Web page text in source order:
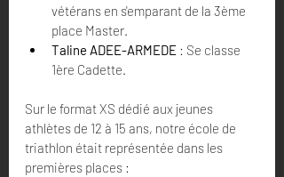
vétérans en s'emparant de la 3ème
place Master.
Taline ADEE-ARMEDE : Se classe
1ère Cadette.
Sur le format XS dédié aux jeunes
athlètes de 12 à 15 ans, notre école de
triathlon était représentée dans les
premières places :